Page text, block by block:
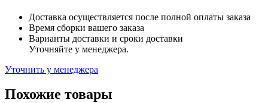
Доставка осуществляется после полной оплаты заказа
Время сборки вашего заказа
Варианты доставки и сроки доставки
Уточняйте у менеджера.
Уточнить у менеджера
Похожие товары